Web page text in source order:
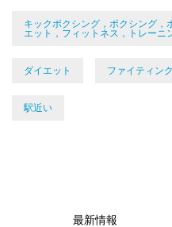
キックボクシング，ボクシング，
エット，フィットネス，トレーニ
ダイエット ファイティン
駅近い
最新情報